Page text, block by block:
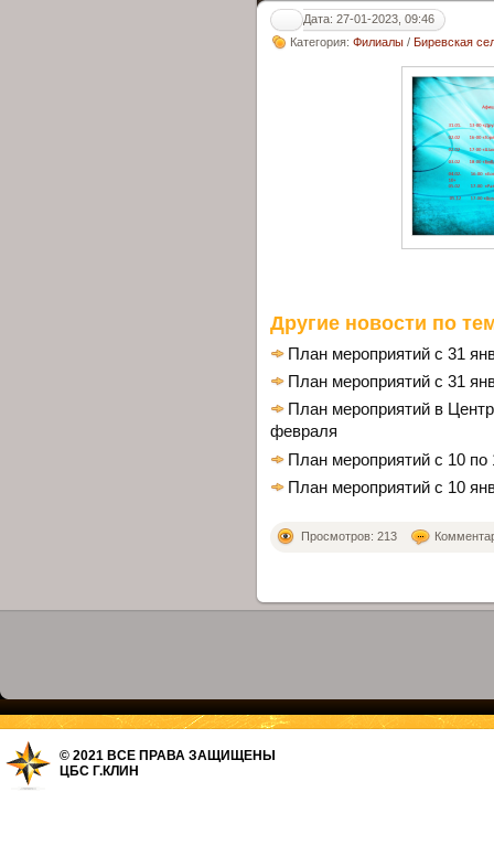
Дата: 27-01-2023, 09:46
Категория: Филиалы / Биревская
Другие новости по
План мероприятий с 31
План мероприятий с 31
План мероприятий в
февраля
План мероприятий с 10 по
План мероприятий с 10
Просмотров: 213
© 2021 ВСЕ ПРАВА ЗАЩИЩЕНЫ
ЦБС Г.КЛИН